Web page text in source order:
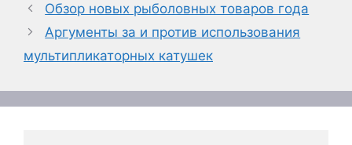
Обзор новых рыболовных товаров года
Аргументы за и против использования
мультипликаторных катушек